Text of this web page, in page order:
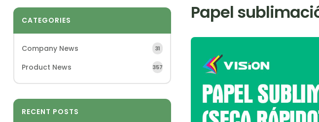
Papel
CATEGORIES
Company News 31
Product News 357
RECENT POSTS